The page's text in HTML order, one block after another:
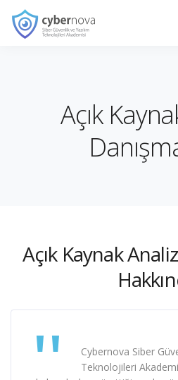
Açık
Açık Kaynak
Cybernova Siber
Teknolojileri